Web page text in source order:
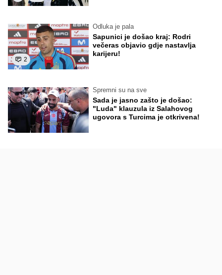
2
Odluka je pala
Sapunici je došao kraj: Rodri
večeras objavio gdje nastavlja
karijeru!
Spremni su na sve
Sada je jasno zašto je došao:
"Luda" klauzula iz Salahovog
ugovora s Turcima je otkrivena!